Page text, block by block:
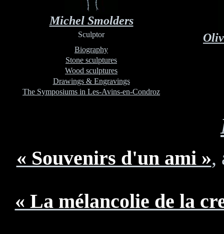
Michel Smolders
Sculptor
Biography
Stone sculptures
Wood sculptures
Drawings & Engravings
The Symposiums in Les-Avins-en-Condroz
« Souvenirs d'un ami »,
« La mélancolie de la